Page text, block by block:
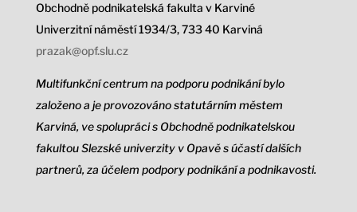
Obchodně podnikatelská fakulta v Karviné
Univerzitní náměstí 1934/3,733 40 Karviná
prazak@opf.slu.cz
Multifunkční centrum na podporu podnikání bylo
založeno a je provozováno statutárním městem
Karviná, ve spolupráci s Obchodně podnikatelskou
fakultou Slezské univerzity v Opavě s účastí dalších
partnerů, za účelem podpory podnikání a podnikavosti.